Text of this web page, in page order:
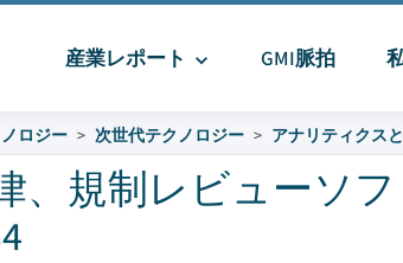
産業レポート GMI脈拍
ロジー 次世代テクノロジー アナリティクス
、規制レビューソ